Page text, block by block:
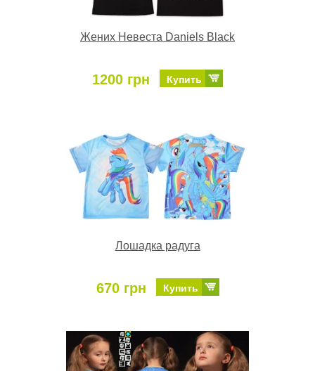
Жених Невеста Daniels Black
1200 грн Купить
Лошадка радуга
670 грн Купить